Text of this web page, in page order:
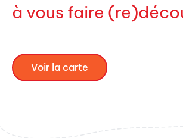
à vous faire
Voir la carte